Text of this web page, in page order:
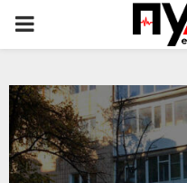
PRIMARY